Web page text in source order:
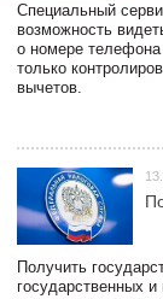
Специальный
возможность
о номере
только
вычетов.
Получить
государственных